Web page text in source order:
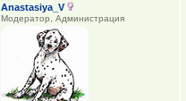
Anastasiya_V
Модератор, Администрация